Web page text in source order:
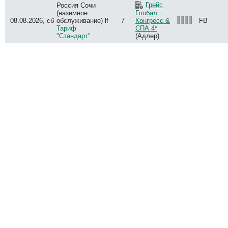
08.08.2026, сб
Россия Сочи
(наземное
обслуживание) lf
Тариф
"Стандарт"
7
Грейс
Глобал
Конгресс &
СПА 4*
(Адлер)
FB